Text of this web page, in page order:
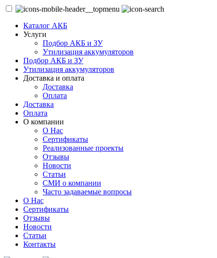
Каталог АКБ
Услуги
Подбор АКБ и ЗУ
Утилизация аккумуляторов
Подбор АКБ и ЗУ
Утилизация аккумуляторов
Доставка и оплата
Доставка
Оплата
Доставка
Оплата
О компании
О Нас
Сертификаты
Реализованные проекты
Отзывы
Новости
Статьи
СМИ о компании
Часто задаваемые вопросы
О Нас
Сертификаты
Отзывы
Новости
Статьи
Контакты